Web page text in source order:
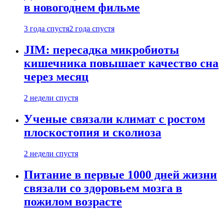
в новогоднем фильме
3 года спустя2 года спустя
JIM: пересадка микробиоты
кишечника повышает качество сна
через месяц
2 недели спустя
Ученые связали климат с ростом
плоскостопия и сколиоза
2 недели спустя
Питание в первые 1000 дней жизни
связали со здоровьем мозга в
пожилом возрасте